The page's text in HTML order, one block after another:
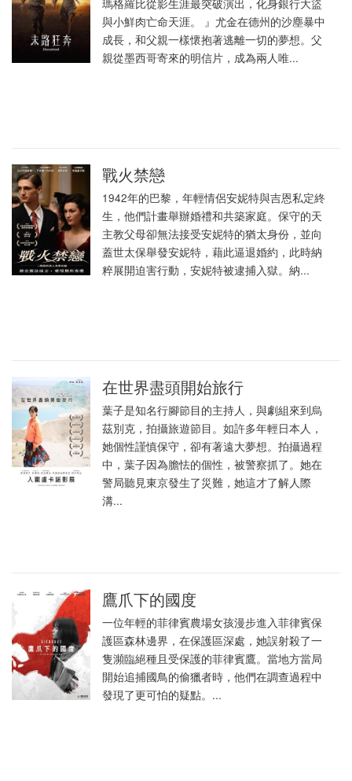
瑪格羅比從影生涯最突破演出，化身銀行大盜
與小鮮肉亡命天涯。 』尤金在德州的沙塵暴中
成長，和父親一樣懷抱著逃離一切的夢想。父
親從墨西哥寄來的明信片，成為兩人唯...
戰火禁戀
1942年的巴黎，年輕情侶安妮特與吉恩私定終
生，他們計畫舉辦婚禮和共築家庭。保守的天
主教父母卻無法接受安妮特的猶太身份，並向
蓋世太保舉發安妮特，藉此逼退婚約，此時納
粹展開迫害行動，安妮特被逮捕入獄。納...
在世界盡頭開始旅行
葉子是知名行腳節目的主持人，與劇組來到烏
茲別克，拍攝旅遊節目。如許多年輕日本人，
她個性謹慎保守，卻有著遠大夢想。拍攝過程
中，葉子因為膽怯的個性，被警察抓了。她在
警局聽見東京發生了災難，她這才了解人際
溝...
鷹爪下的國度
一位年輕的菲律賓農場女孩漫步進入菲律賓保
護區森林邊界，在保護區深處，她誤射殺了一
隻瀕臨絕種且受保護的菲律賓鷹。當地方當局
開始追捕國鳥的偷獵者時，他們在調查過程中
發現了更可怕的疑點。...